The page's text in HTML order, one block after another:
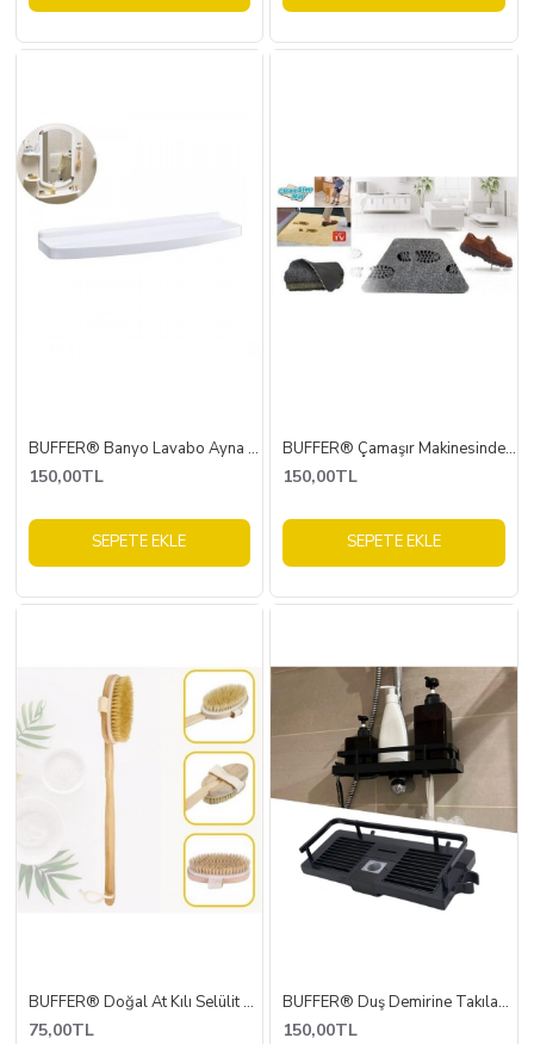
BUFFER® Banyo Lavabo Ayna Etejeri Plastik Raf
150,00TL
SEPETE EKLE
BUFFER® Çamaşır Makinesinde Yıkanabilir Kir Toz Emici Mikrofiberli Paspas
150,00TL
SEPETE EKLE
BUFFER® Doğal At Kılı Selülit Karşıtı Sapı Çıkabilen Ahşap Banyo Fırçası
75,00TL
BUFFER® Duş Demirine Takılan Siyah Duş Sabunluk Organizeri Şampuan,Sabun,Lif Standı
150,00TL